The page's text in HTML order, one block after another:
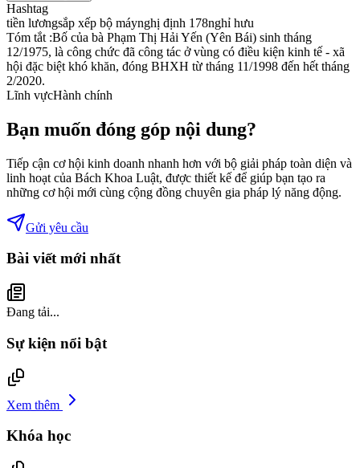
Hashtag
tiền lươngsắp xếp bộ máynghị định 178nghỉ hưu
Tóm tắt :Bố của bà Phạm Thị Hải Yến (Yên Bái) sinh tháng
12/1975, là công chức đã công tác ở vùng có điều kiện kinh tế - xã
hội đặc biệt khó khăn, đóng BHXH từ tháng 11/1998 đến hết tháng
2/2020.
Lĩnh vựcHành chính
Bạn muốn đóng góp nội dung?
Tiếp cận cơ hội kinh doanh nhanh hơn với bộ giải pháp toàn diện và
linh hoạt của Bách Khoa Luật, được thiết kế để giúp bạn tạo ra
những cơ hội mới cùng cộng đồng chuyên gia pháp lý năng động.
Gửi yêu cầu
Bài viết mới nhất
Đang tải...
Sự kiện nổi bật
Xem thêm
Khóa học